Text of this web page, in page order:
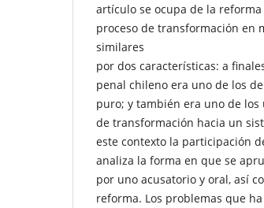
artículo se ocupa de la
proceso de transformación en
similares
por dos características: a
penal chileno era uno de los
puro; y también era uno de
de transformación hacia un
este contexto la participación
analiza la forma en que se
por uno acusatorio y oral, así
reforma. Los problemas que